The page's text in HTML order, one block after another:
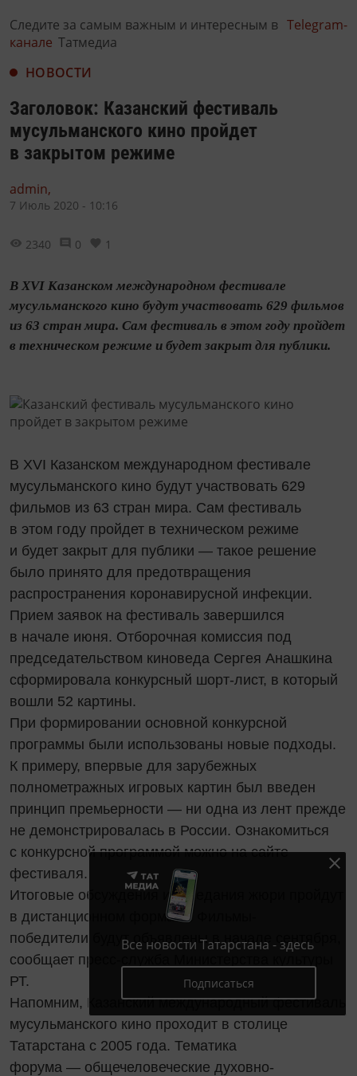
Следите за самым важным и интересным в Telegram-
канале Татмедиа
НОВОСТИ
Заголовок: Казанский фестиваль
мусульманского кино пройдет
в закрытом режиме
admin,
7 Июль 2020 - 10:16
2340 0 1
В XVI Казанском международном фестивале
мусульманского кино будут участвовать 629 фильмов
из 63 стран мира. Сам фестиваль в этом году пройдет
в техническом режиме и будет закрыт для публики.
В XVI Казанском международном фестивале
мусульманского кино будут участвовать 629
фильмов из 63 стран мира. Сам фестиваль
в этом году пройдет в техническом режиме
и будет закрыт для публики — такое решение
было принято для предотвращения
распространения коронавирусной инфекции.
Прием заявок на фестиваль завершился
в начале июня. Отборочная комиссия под
председательством киноведа Сергея Анашкина
сформировала конкурсный шорт-лист, в который
вошли 52 картины.
При формировании основной конкурсной
программы были использованы новые подходы.
К примеру, впервые для зарубежных
полнометражных игровых картин был введен
принцип премьерности — ни одна из лент прежде
не демонстрировалась в России. Ознакомиться
с конкурсной программой можно на сайте
фестиваля.
Итоговые обсуждения и заседания жюри пройдут
в дистанционном формате. Фильмы-
победители будут объявлены в начале сентября,
сообщает пресс-служба Министерства культуры
РТ.
Напомним, Казанский международный фестиваль
мусульманского кино проходит в столице
Татарстана с 2005 года. Тематика
форума — общечеловеческие духовно-
Все новости Татарстана - здесь
Подписаться